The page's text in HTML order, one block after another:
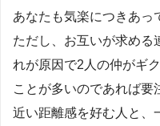
あなたも気楽につきあっ
ただし、お互いが求める
れが原因で2人の仲がギ
ことが多いのであれば要
近い距離感を好む人と、